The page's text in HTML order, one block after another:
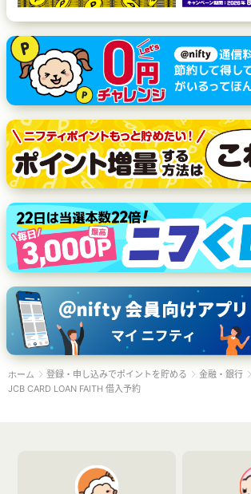
ホーム 登録・申し込みでポイントを貯める 金融・銀行
JCB CARD LOAN FAITH 借入予約